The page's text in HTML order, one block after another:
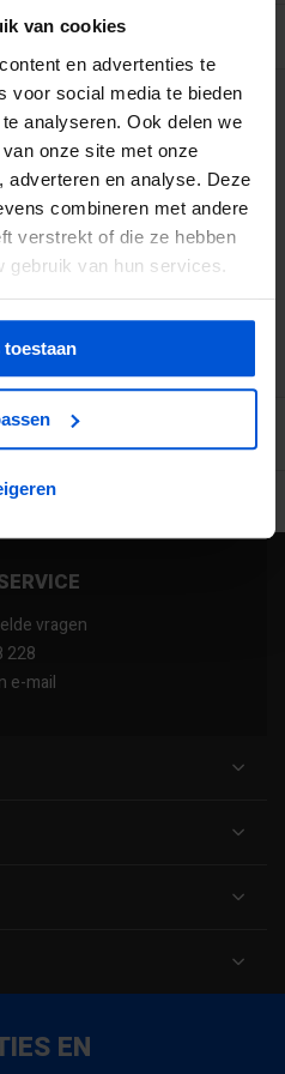
van cookies
en advertenties te
voor social media te bieden
analyseren. Ook delen we
onze site met onze
adverteren en analyse. Deze
combineren met andere
verstrekt of die ze hebben
gebruik van hun services.
op
producten
vragen
228
e-mail
EN